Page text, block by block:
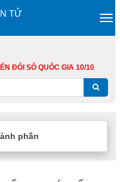
TỬ
ĐỔI SỐ QUỐC GIA 10/10
phần